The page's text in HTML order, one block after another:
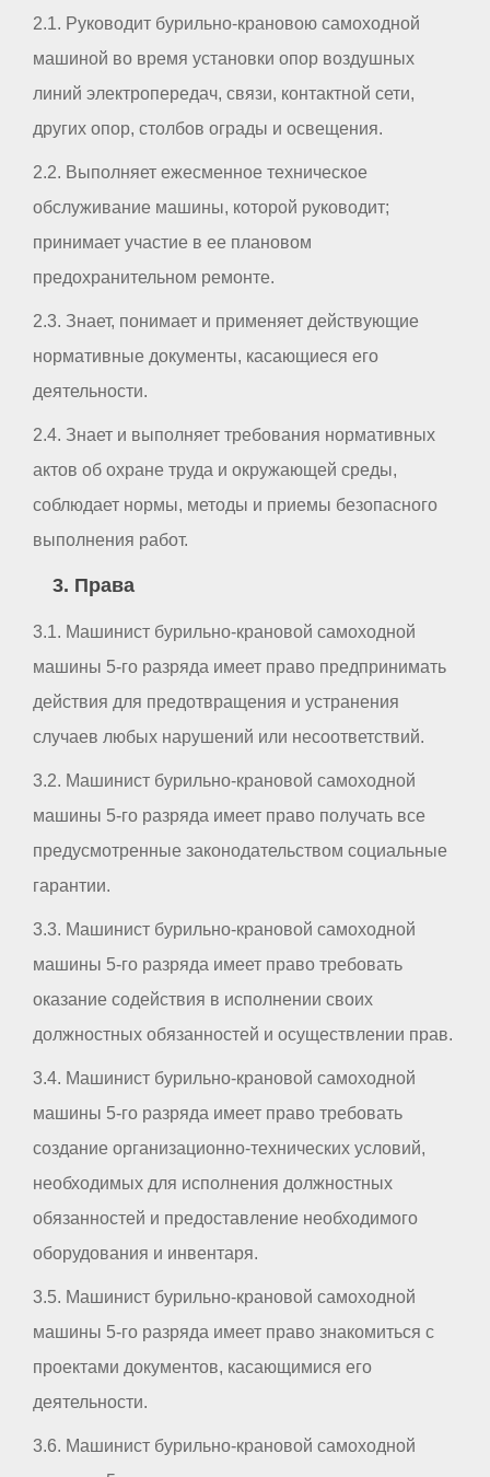
2.1. Руководит бурильно-крановою самоходной
машиной во время установки опор воздушных
линий электропередач, связи, контактной сети,
других опор, столбов ограды и освещения.
2.2. Выполняет ежесменное техническое
обслуживание машины, которой руководит;
принимает участие в ее плановом
предохранительном ремонте.
2.3. Знает, понимает и применяет действующие
нормативные документы, касающиеся его
деятельности.
2.4. Знает и выполняет требования нормативных
актов об охране труда и окружающей среды,
соблюдает нормы, методы и приемы безопасного
выполнения работ.
3. Права
3.1. Машинист бурильно-крановой самоходной
машины 5-го разряда имеет право предпринимать
действия для предотвращения и устранения
случаев любых нарушений или несоответствий.
3.2. Машинист бурильно-крановой самоходной
машины 5-го разряда имеет право получать все
предусмотренные законодательством социальные
гарантии.
3.3. Машинист бурильно-крановой самоходной
машины 5-го разряда имеет право требовать
оказание содействия в исполнении своих
должностных обязанностей и осуществлении прав.
3.4. Машинист бурильно-крановой самоходной
машины 5-го разряда имеет право требовать
создание организационно-технических условий,
необходимых для исполнения должностных
обязанностей и предоставление необходимого
оборудования и инвентаря.
3.5. Машинист бурильно-крановой самоходной
машины 5-го разряда имеет право знакомиться с
проектами документов, касающимися его
деятельности.
3.6. Машинист бурильно-крановой самоходной